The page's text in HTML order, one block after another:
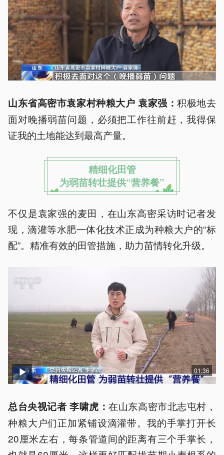
山东省高密市袁家村种粮大户 袁家强：积极地去
面对晚播弱苗问题，必须把工作往前赶，我得保
证我的土地能达到最高产量。
精细化田管
为弱苗转壮提供“营养餐”
不仅是袁家强的麦田，在山东高密采访时记者发
现，滴灌等水肥一体化技术正成为种粮大户的“标
配”。精准有效的田管措施，助力苗情转化升级。
01:36
总台央视记者 李啸虎 ：在山东高密市北志屯村，
种粮大户们正加紧铺设滴灌带。我的手掌打开长
20厘米左右，每条管道间的距离有三个手掌长，